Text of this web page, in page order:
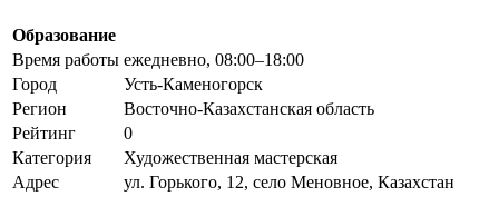
Образование
Время работы ежедневно, 08:00–18:00
Город
Усть-Каменогорск
Регион
Восточно-Казахстанская область
Рейтинг
0
Категория
Художественная мастерская
Адрес
ул. Горького, 12, село Меновное, Казахстан